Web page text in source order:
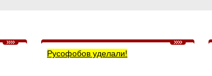
Русофобов уделали!